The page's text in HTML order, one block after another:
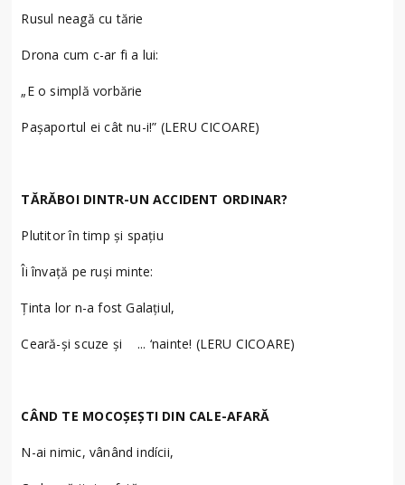
Rusul neagă cu tărie
Drona cum c-ar fi a lui:
„E o simplă vorbărie
Pașaportul ei cât nu-i!” (LERU CICOARE)
TĂRĂBOI DINTR-UN ACCIDENT ORDINAR?
Plutitor în timp și spațiu
Îi învață pe ruși minte:
Ținta lor n-a fost Galațiul,
Ceară-și scuze și ... ‘nainte! (LERU CICOARE)
CÂND TE MOCOȘEȘTI DIN CALE-AFARĂ
N-ai nimic, vânând indícii,